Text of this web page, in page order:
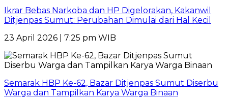
Ikrar Bebas Narkoba dan HP Digelorakan, Kakanwil
Ditjenpas Sumut: Perubahan Dimulai dari Hal Kecil
23 April 2026 | 7:25 pm WIB
Semarak HBP Ke-62, Bazar Ditjenpas Sumut Diserbu
Warga dan Tampilkan Karya Warga Binaan